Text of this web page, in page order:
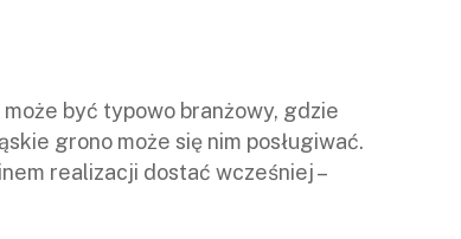
być typowo branżowy, gdzie
grono może się nim posługiwać.
realizacji dostać wcześniej –